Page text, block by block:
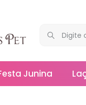
Junina